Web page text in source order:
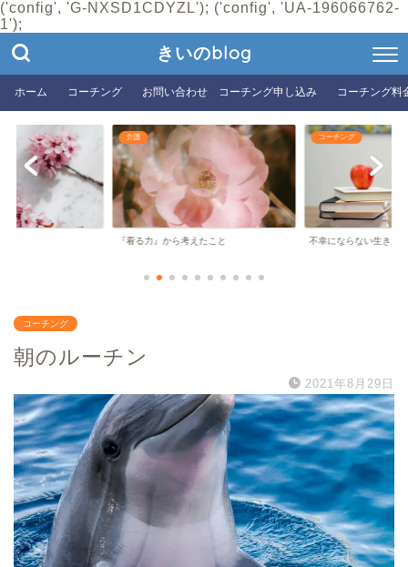
('config', 'G-NXSD1CDYZL'); ('config', 'UA-196066762-
1');
きいのblog
ホーム コーチング お問い合わせ コーチング申し込み コーチング料
介護
『看る力』から考えたこと
コーチング
不幸にならない生き方
コーチング
朝のルーチン
2021年8月29日